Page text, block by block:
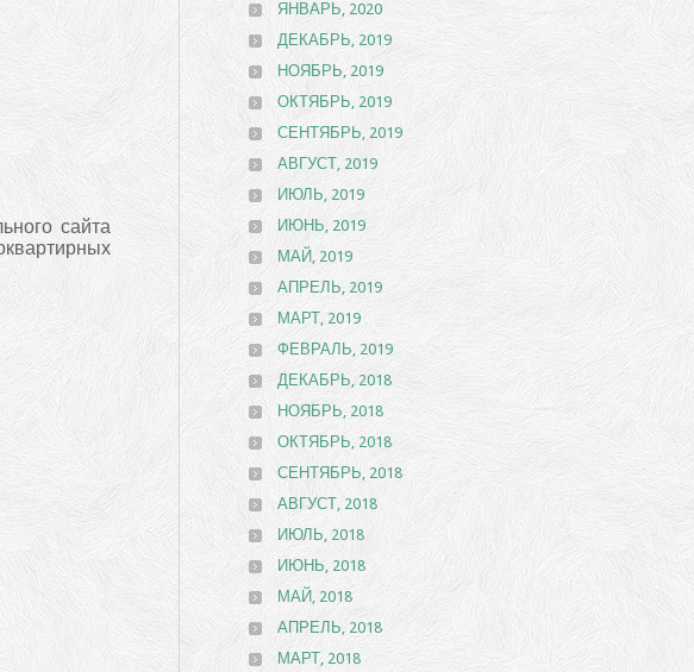
сайта
ЯНВАРЬ, 2020
ДЕКАБРЬ, 2019
НОЯБРЬ, 2019
ОКТЯБРЬ, 2019
СЕНТЯБРЬ, 2019
АВГУСТ, 2019
ИЮЛЬ, 2019
ИЮНЬ, 2019
МАЙ, 2019
АПРЕЛЬ, 2019
МАРТ, 2019
ФЕВРАЛЬ, 2019
ДЕКАБРЬ, 2018
НОЯБРЬ, 2018
ОКТЯБРЬ, 2018
СЕНТЯБРЬ, 2018
АВГУСТ, 2018
ИЮЛЬ, 2018
ИЮНЬ, 2018
МАЙ, 2018
АПРЕЛЬ, 2018
МАРТ, 2018